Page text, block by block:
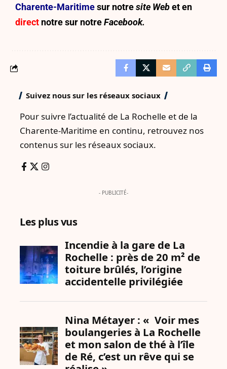
Charente-Maritimesur notresite Webet en
direct notre sur notreFacebook.
Suivez nous sur les réseaux sociaux
Pour suivre l’actualité de La Rochelle et de la
Charente-Maritime en continu, retrouvez nos
contenus sur les réseaux sociaux.
- PUBLICITÉ-
Les plus vus